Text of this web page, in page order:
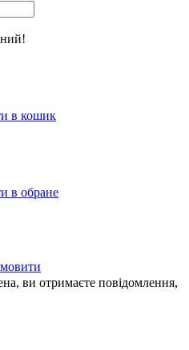
в кошик
в обране
ви отримаєте повідомлення,